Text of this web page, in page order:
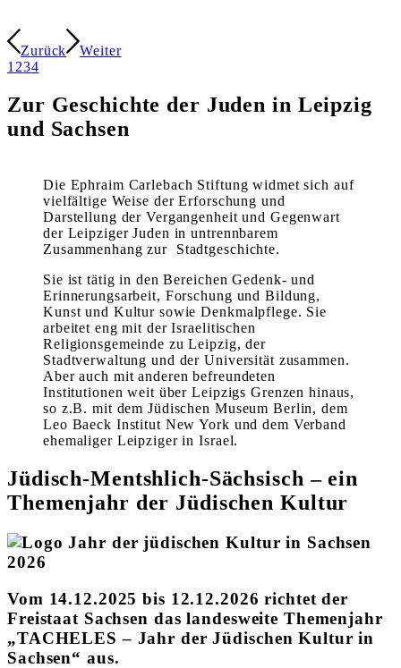
Zurück
Weiter
1234
Zur Geschichte der Juden in Leipzig
und Sachsen
Die Ephraim Carlebach Stiftung widmet sich auf
vielfältige Weise der Erforschung und
Darstellung der Vergangenheit und Gegenwart
der Leipziger Juden in untrennbarem
Zusammenhang zur Stadtgeschichte.
Sie ist tätig in den Bereichen Gedenk- und
Erinnerungsarbeit, Forschung und Bildung,
Kunst und Kultur sowie Denkmalpflege. Sie
arbeitet eng mit der Israelitischen
Religionsgemeinde zu Leipzig, der
Stadtverwaltung und der Universität zusammen.
Aber auch mit anderen befreundeten
Institutionen weit über Leipzigs Grenzen hinaus,
so z.B. mit dem Jüdischen Museum Berlin, dem
Leo Baeck Institut New York und dem Verband
ehemaliger Leipziger in Israel.
Jüdisch-Mentshlich-Sächsisch – ein
Themenjahr der Jüdischen Kultur
Vom 14.12.2025 bis 12.12.2026 richtet der
Freistaat Sachsen das landesweite Themenjahr
„TACHELES – Jahr der Jüdischen Kultur in
Sachsen“ aus.